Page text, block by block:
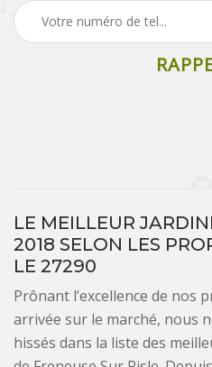
LE MEILLEUR
2018 SELON LES
LE 27290
Prônant l’excellence de nos
arrivée sur le marché, nous
hissés dans la liste des